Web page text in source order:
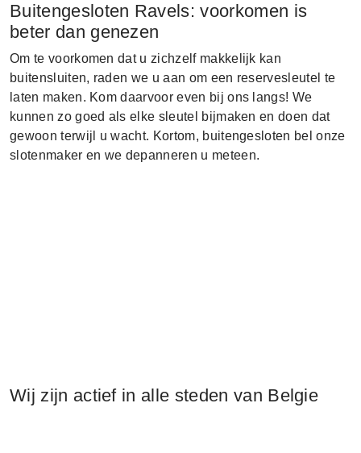
Buitengesloten Ravels: voorkomen is
beter dan genezen
Om te voorkomen dat u zichzelf makkelijk kan
buitensluiten, raden we u aan om een reservesleutel te
laten maken. Kom daarvoor even bij ons langs! We
kunnen zo goed als elke sleutel bijmaken en doen dat
gewoon terwijl u wacht. Kortom, buitengesloten bel onze
slotenmaker en we depanneren u meteen.
Wij zijn actief in alle steden van Belgie